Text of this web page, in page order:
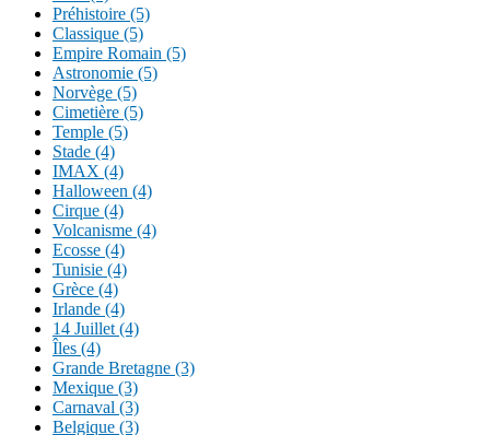
Préhistoire (5)
Classique (5)
Empire Romain (5)
Astronomie (5)
Norvège (5)
Cimetière (5)
Temple (5)
Stade (4)
IMAX (4)
Halloween (4)
Cirque (4)
Volcanisme (4)
Ecosse (4)
Tunisie (4)
Grèce (4)
Irlande (4)
14 Juillet (4)
Îles (4)
Grande Bretagne (3)
Mexique (3)
Carnaval (3)
Belgique (3)